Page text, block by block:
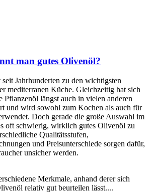
man gutes Olivenöl?
Jahrhunderten zu den wichtigsten
mediterranen Küche. Gleichzeitig hat sich
Pflanzenöl längst auch in vielen anderen
und wird sowohl zum Kochen als auch für
Doch gerade die große Auswahl im
oft schwierig, wirklich gutes Olivenöl zu
Qualitätsstufen,
und Preisunterschiede sorgen dafür,
unsicher werden.
Merkmale, anhand derer sich
relativ gut beurteilen lässt....